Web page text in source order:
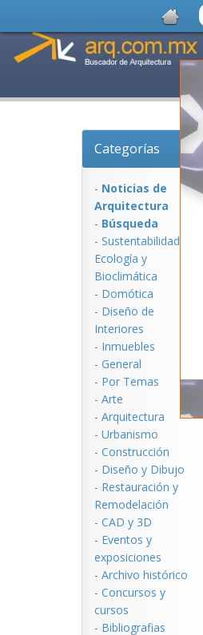
Categorías
- Noticias de
Arquitectura
- Búsqueda
- Sustentabilidad,
Ecologí­a y
Bioclimática
- Domótica
- Diseño de
Interiores
- Inmuebles
- General
- Por Temas
- Arte
- Arquitectura
- Urbanismo
- Construcción
- Diseño y Dibujo
- Restauración y
Remodelación
- CAD y 3D
- Eventos y
exposiciones
- Archivo histórico
- Concursos y
cursos
- Bibliografias